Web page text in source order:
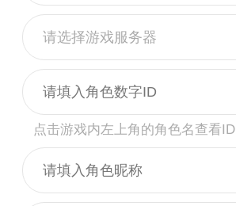
请选择游戏服务器
点击游戏内左上角的角色名查看ID